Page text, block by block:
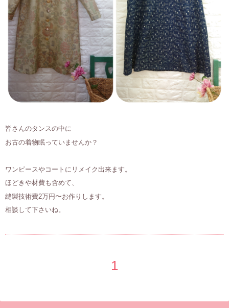
皆さんのタンスの中に
お古の着物眠っていませんか？
ワンピースやコートにリメイク出来ます。
ほどきや材費も含めて、
縫製技術費2万円〜お作りします。
相談して下さいね。
1